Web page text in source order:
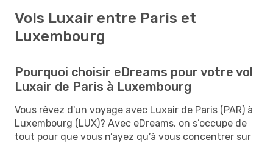
Vols Luxair entre Paris et
Luxembourg
Pourquoi choisir eDreams pour votre vol
Luxair de Paris à Luxembourg
Vous rêvez d'un voyage avec Luxair de Paris (PAR) à
Luxembourg (LUX)? Avec eDreams, on s’occupe de
tout pour que vous n’ayez qu’à vous concentrer sur